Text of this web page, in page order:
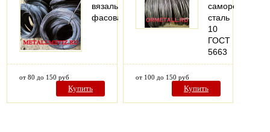
вязальная
фасованная
от 80 до 150 руб
Купить
саморезов
сталь
10
ГОСТ
5663
от 100 до 150 руб
Купить